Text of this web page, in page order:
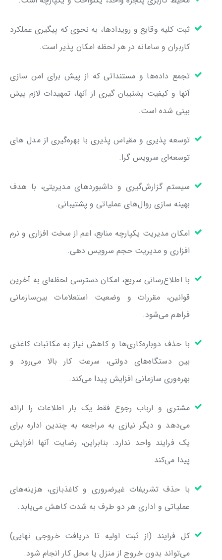
ثبت کلیه وقایع و رویدادها، به نحوی که پیگیری عملکرد
کاربران و سامانه در هر لحظه امکان پذیر است.
تجمع داده‌ها و مستنداتی که از پیش برای امن سازی
آنها و کیفیت پشتیبان گیری از آنها، تمهیدات لازم پیش
بینی شده است.
توسعه پذیری و مقیاس پذیری با بهره‌گیری از مدل های
توسعه‌ای سرویس گرا.
سیستم گزارش‌گیری و داشبوردهای مدیریتی، با هدف
بهینه سازی روال‌های عملیاتی و پشتیبانی.
امکان مدیریت یکپارچه منابع، اعم از سخت افزاری و نرم
افزاری و مدیریت حجم سرویس دهی.
با اطلاع‌رسانی سریع، امکان دسترسی لحظه‌ای به آخرین
قوانین، مقررات و وضعیت استعلامات بین‌سازمانی
فراهم می‌شود.
با حذف دوباره‌کاری‌ها و کاهش نیاز به مکاتبات کاغذی
بین دستگاه‌های دولتی، سرعت کار بالا می‌‌رود و
بهره‌وری سازمانی افزایش پیدا می‌کند.
مشتری و ارباب رجوع فقط یک‌ بار اطلاعات را ارائه
می‌دهد و دیگر نیازی به مراجعه به چندین اداره برای
یک فرایند واحد ندارد. بنابراین، رضایت آنها افزایش
پیدا می‌کند.
با حذف تشریفات غیرضروری و کاغذبازی، هزینه‌های
عملیاتی و اداری هر دو طرف به شدت کاهش می‌یابد.
کل فرایند (از ثبت اولیه تا دریافت خروجی نهایی)
می‌تواند بدون خروج از منزل یا محل کار انجام شود.